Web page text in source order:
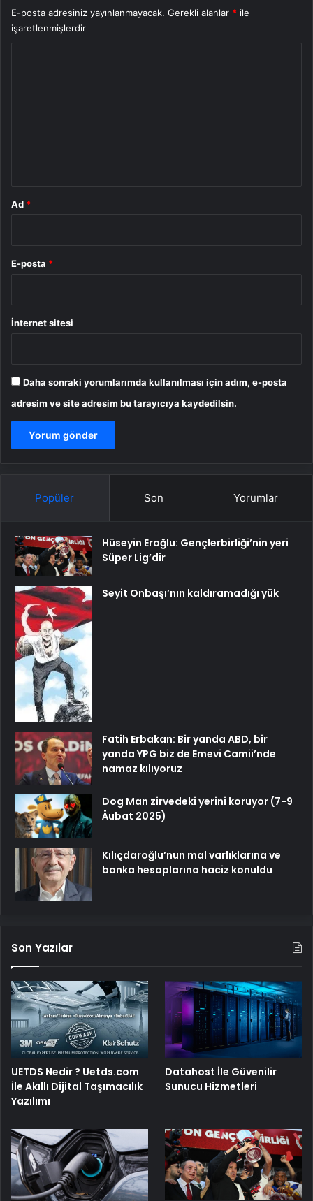
E-posta adresiniz yayınlanmayacak. Gerekli alanlar * ile
işaretlenmişlerdir
Ad *
E-posta *
İnternet sitesi
Daha sonraki yorumlarımda kullanılması için adım, e-posta
adresim ve site adresim bu tarayıcıya kaydedilsin.
Popüler Son Yorumlar
Hüseyin Eroğlu: Gençlerbirliği’nin yeri
Süper Lig’dir
Seyit Onbaşı’nın kaldıramadığı yük
Fatih Erbakan: Bir yanda ABD, bir
yanda YPG biz de Emevi Camii’nde
namaz kılıyoruz
Dog Man zirvedeki yerini koruyor (7-9
Åubat 2025)
Kılıçdaroğlu’nun mal varlıklarına ve
banka hesaplarına haciz konuldu
Son Yazılar
UETDS Nedir ? Uetds.com
İle Akıllı Dijital Taşımacılık
Yazılımı
Datahost İle Güvenilir
Sunucu Hizmetleri